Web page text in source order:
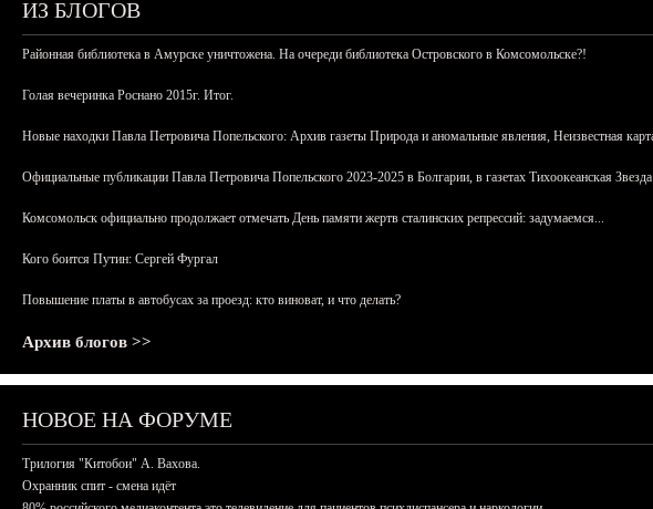
ИЗ БЛОГОВ
Районная библиотека в Амурске уничтожена. На очереди библиотека Островского в Комсомольске?!
Голая вечеринка Роснано 2015г. Итог.
Новые находки Павла Петровича Попельского: Архив газеты Природа и аномальные явления, Неизвестная
Официальные публикации Павла Петровича Попельского 2023-2025 в Болгарии, в газетах Тихоокеанская
Комсомольск официально продолжает отмечать День памяти жертв сталинских репрессий: задумаемся...
Кого боится Путин: Сергей Фургал
Повышение платы в автобусах за проезд: кто виноват, и что делать?
Архив блогов >>
НОВОЕ НА ФОРУМЕ
Трилогия "Китобои" А. Вахова.
Охранник спит - смена идёт